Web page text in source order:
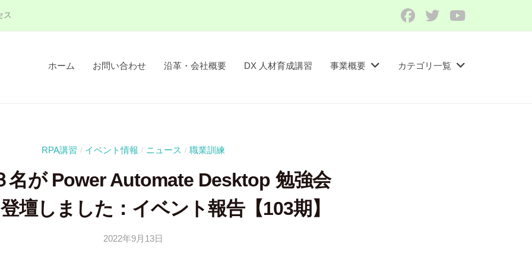
ス Facebook
TwitterYouTube
ホーム お問い合わせ 沿革・会社概要 DX 人材育成講習​ 事業概要 カテゴリ一覧
RPA講習 / イベント情報 / ニュース / 職業訓練
名が Power Automate Desktop 勉強会
壇しました：イベント報告【103期】
2022年9月13日